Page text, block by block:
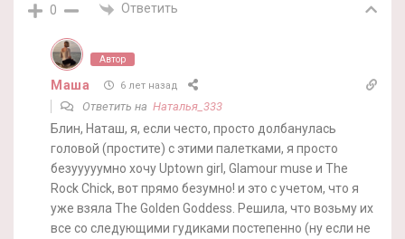
0 Ответить
Автор
Маша 6 лет назад
Ответить на Наталья_333
Блин, Наташ, я, если често, просто долбанулась
головой (простите) с этими палетками, я просто
безууууумно хочу Uptown girl, Glamour muse и The
Rock Chick, вот прямо безумно! и это с учетом, что я
уже взяла The Golden Goddess. Решила, что возьму их
все со следующими гудиками постепенно (ну если не